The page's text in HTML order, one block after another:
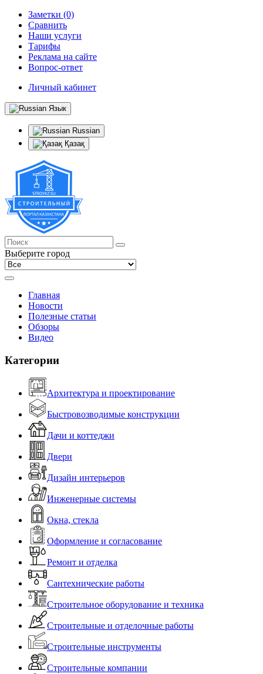
Заметки (0)
Сравнить
Наши услуги
Тарифы
Реклама на сайте
Вопрос-ответ
Личный кабинет
Язык
Russian
Қазақ
Выберите город
Главная
Новости
Полезные статьи
Обзоры
Видео
Категории
Архитектура и проектирование
Быстровозводимые конструкции
Дачи и коттеджи
Двери
Дизайн интерьеров
Инженерные системы
Окна, стекла
Оформление и согласование
Ремонт и отделка
Сантехнические работы
Строительное оборудование и техника
Строительные и отделочные работы
Строительные инструменты
Строительные компании